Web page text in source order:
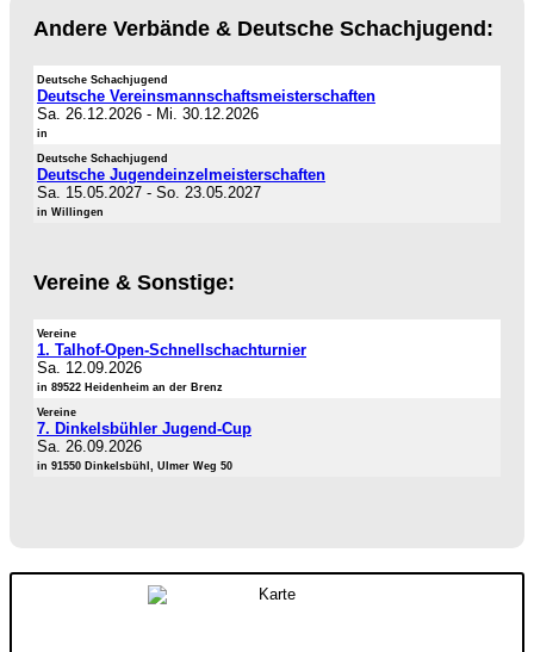
Andere Verbände & Deutsche Schachjugend:
Deutsche Schachjugend
Deutsche Vereinsmannschaftsmeisterschaften
Sa. 26.12.2026 - Mi. 30.12.2026
in
Deutsche Schachjugend
Deutsche Jugendeinzelmeisterschaften
Sa. 15.05.2027 - So. 23.05.2027
in Willingen
Vereine & Sonstige:
Vereine
1. Talhof-Open-Schnellschachturnier
Sa. 12.09.2026
in 89522 Heidenheim an der Brenz
Vereine
7. Dinkelsbühler Jugend-Cup
Sa. 26.09.2026
in 91550 Dinkelsbühl, Ulmer Weg 50